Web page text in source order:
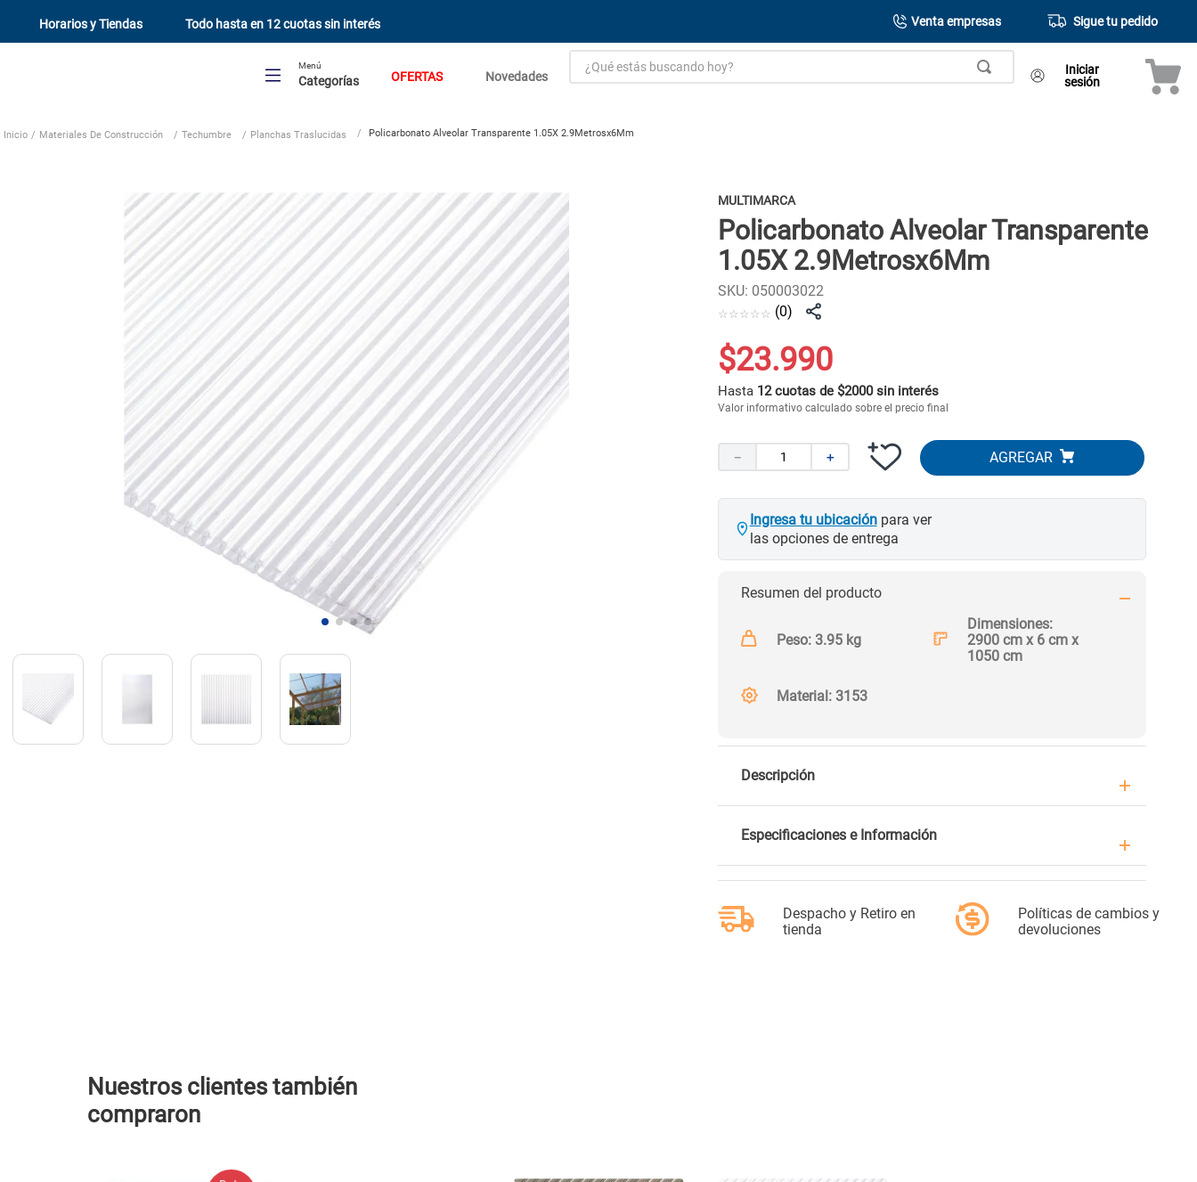
Horarios y Tiendas Todo hasta en 12 cuotas sin interés Venta empresas Sigue tu pedido
Menú
Categorías OFERTAS Novedades
¿Qué estás buscando hoy?
Iniciar
sesión
Materiales De Construcción Techumbre Planchas Traslucidas Policarbonato Alveolar Transparente 1.05X 2.9Metrosx6Mm
MULTIMARCA
Policarbonato Alveolar Transparente
1.05X 2.9Metrosx6Mm
SKU: 050003022
☆ ☆ ☆ ☆ ☆ (0)
$23.990
Hasta 12 cuotas de $2000 sin interés
Valor informativo calculado sobre el precio final
＋
－
Ingresa tu ubicaciónpara ver
las opciones de entrega
Resumen del producto
Peso:3.95 kg
Dimensiones:
2900 cm x 6 cm x
1050 cm
Material :3153
Descripción
Especificaciones e Información
Despacho y Retiro en
tienda
Políticas de cambios y
devoluciones
Nuestros clientes también
compraron
1.
estacion carga flowmak
3.
4.
5 .
6.
7.
8.
9.